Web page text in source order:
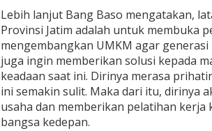
Lebih lanjut Bang Baso mengatakan,
Provinsi Jatim adalah untuk membuka
mengembangkan UMKM agar
juga ingin memberikan solusi kepada
keadaan saat ini. Dirinya merasa
ini semakin sulit. Maka dari itu, dirinya
usaha dan memberikan pelatihan kerja
bangsa kedepan.